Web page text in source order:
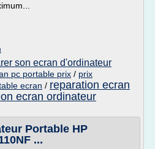
son ecran d'ordinateur
pc portable prix / prix
ecran / reparation ecran
ecran ordinateur
Portable HP
...